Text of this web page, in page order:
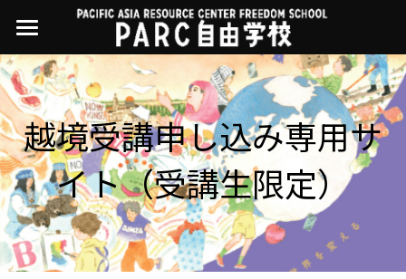
PARC自由学校
講座一覧
01オンライン講座：テック・ジャスティス
02オンライン講座：「自由と平等」の国の
帝国主義
03ハイブリッド講座：人権を保障するのは
誰か
過去の講座
公開中の過去講座
近年の講座一覧
お問い合わせ・アクセス
よくある質問
越境受講申し込み専用サ
イト（受講生限定）
ストアカテゴリー
すべてのカテゴリー
11世界ニュース
10武藤一羊の英文精読
09ルイースの英会話
08ラテンアメリカ先住民言語